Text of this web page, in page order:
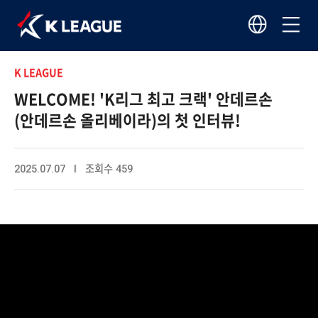
K LEAGUE
WELCOME! 'K리그 최고 크랙' 안데르손
(안데르손 올리베이라)의 첫 인터뷰!
2025.07.07 I 조회수 459